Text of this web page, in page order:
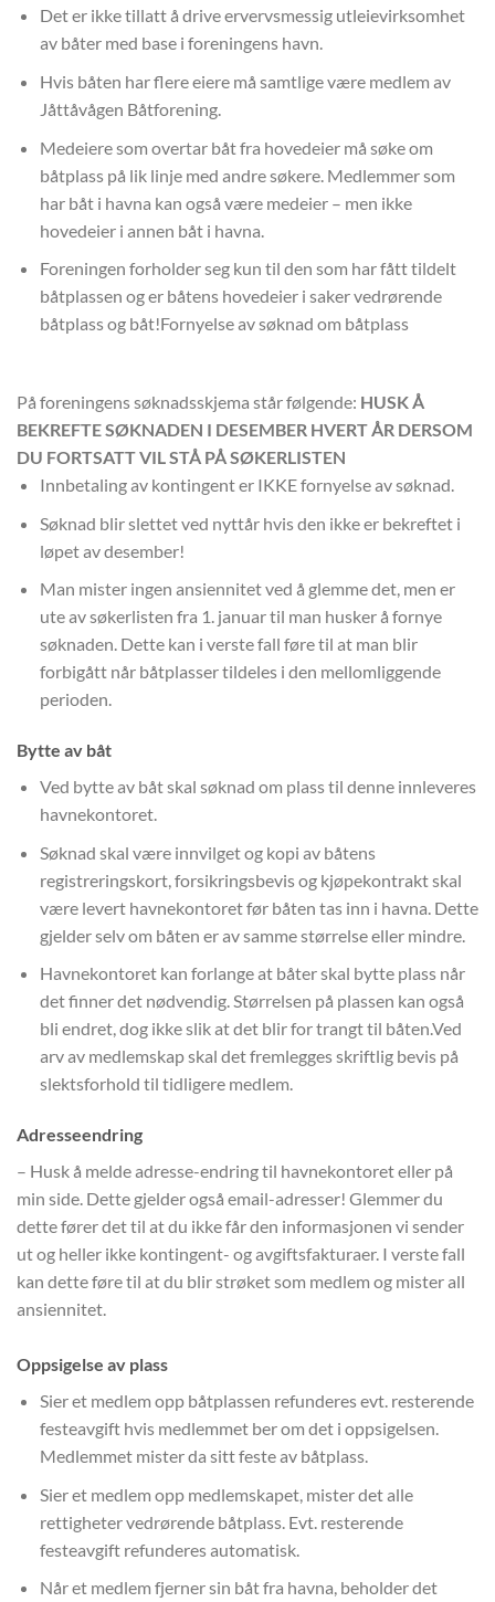
Det er ikke tillatt å drive ervervsmessig utleievirksomhet
av båter med base i foreningens havn.
Hvis båten har flere eiere må samtlige være medlem av
Jåttåvågen Båtforening.
Medeiere som overtar båt fra hovedeier må søke om
båtplass på lik linje med andre søkere. Medlemmer som
har båt i havna kan også være medeier – men ikke
hovedeier i annen båt i havna.
Foreningen forholder seg kun til den som har fått tildelt
båtplassen og er båtens hovedeier i saker vedrørende
båtplass og båt!Fornyelse av søknad om båtplass
På foreningens søknadsskjema står følgende: HUSK Å
BEKREFTE SØKNADEN I DESEMBER HVERT ÅR DERSOM
DU FORTSATT VIL STÅ PÅ SØKERLISTEN
Innbetaling av kontingent er IKKE fornyelse av søknad.
Søknad blir slettet ved nyttår hvis den ikke er bekreftet i
løpet av desember!
Man mister ingen ansiennitet ved å glemme det, men er
ute av søkerlisten fra 1. januar til man husker å fornye
søknaden. Dette kan i verste fall føre til at man blir
forbigått når båtplasser tildeles i den mellomliggende
perioden.
Bytte av båt
Ved bytte av båt skal søknad om plass til denne innleveres
havnekontoret.
Søknad skal være innvilget og kopi av båtens
registreringskort, forsikringsbevis og kjøpekontrakt skal
være levert havnekontoret før båten tas inn i havna. Dette
gjelder selv om båten er av samme størrelse eller mindre.
Havnekontoret kan forlange at båter skal bytte plass når
det finner det nødvendig. Størrelsen på plassen kan også
bli endret, dog ikke slik at det blir for trangt til båten.Ved
arv av medlemskap skal det fremlegges skriftlig bevis på
slektsforhold til tidligere medlem.
Adresseendring
– Husk å melde adresse-endring til havnekontoret eller på
min side. Dette gjelder også email-adresser! Glemmer du
dette fører det til at du ikke får den informasjonen vi sender
ut og heller ikke kontingent- og avgiftsfakturaer. I verste fall
kan dette føre til at du blir strøket som medlem og mister all
ansiennitet.
Oppsigelse av plass
Sier et medlem opp båtplassen refunderes evt. resterende
festeavgift hvis medlemmet ber om det i oppsigelsen.
Medlemmet mister da sitt feste av båtplass.
Sier et medlem opp medlemskapet, mister det alle
rettigheter vedrørende båtplass. Evt. resterende
festeavgift refunderes automatisk.
Når et medlem fjerner sin båt fra havna, beholder det